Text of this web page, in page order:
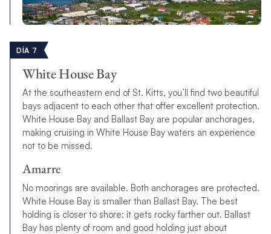
DÍA 7
White House Bay
At the southeastern end of St. Kitts, you’ll find two beautiful
bays adjacent to each other that offer excellent protection.
White House Bay and Ballast Bay are popular anchorages,
making cruising in White House Bay waters an experience
not to be missed.
Amarre
No moorings are available. Both anchorages are protected.
White House Bay is smaller than Ballast Bay. The best
holding is closer to shore; it gets rocky farther out. Ballast
Bay has plenty of room and good holding just about